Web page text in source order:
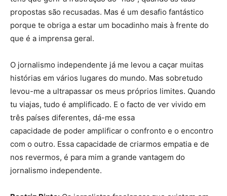
propostas são recusadas. Mas é um desafio fantástico
porque te obriga a estar um bocadinho mais à frente do
que é a imprensa geral.
O jornalismo independente já me levou a caçar muitas
histórias em vários lugares do mundo. Mas sobretudo
levou-me a ultrapassar os meus próprios limites. Quando
tu viajas, tudo é amplificado. E o facto de ver vivido em
três países diferentes, dá-me essa
capacidade de poder amplificar o confronto e o encontro
com o outro. Essa capacidade de criarmos empatia e de
nos revermos, é para mim a grande vantagem do
jornalismo independente.